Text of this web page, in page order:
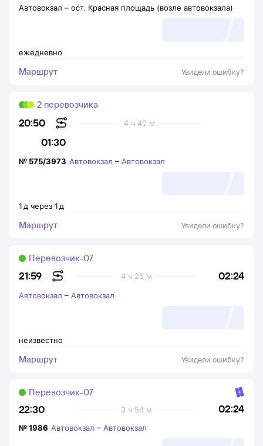
ежедневно
Автовокзал – ост. Красная площадь (возле автовокзала)
Маршрут Увидели ошибку?
20:50
01:30
4 ч 40 м
2 перевозчика
1 д через 1 д
№ 575/3973 Автовокзал – Автовокзал
Маршрут Увидели ошибку?
21:59 02:24
4 ч 25 м
Перевозчик-07
неизвестно
Автовокзал – Автовокзал
Маршрут Увидели ошибку?
22:30 02:24
3 ч 54 м
Перевозчик-07
№1986 Автовокзал – Автовокзал